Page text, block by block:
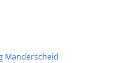
Manderscheid